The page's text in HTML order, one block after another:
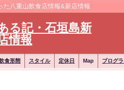
た八重山飲食店情報&新店情報
る記・石垣島新
情報
食形態 スタイル 定休日 Map ブログ